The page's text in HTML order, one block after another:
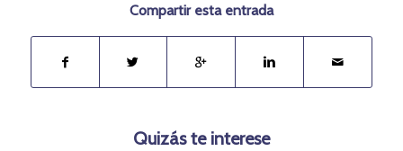
Compartir esta entrada
Quizás te interese